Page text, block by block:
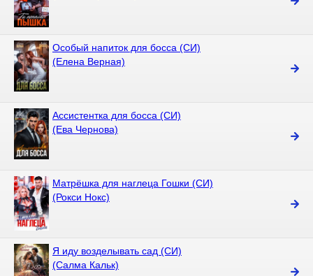
Особый напиток для босса (СИ)
(Елена Верная)
Ассистентка для босса (СИ)
(Ева Чернова)
Матрёшка для наглеца Гошки (СИ)
(Рокси Нокс)
Я иду возделывать сад (СИ)
(Салма Кальк)